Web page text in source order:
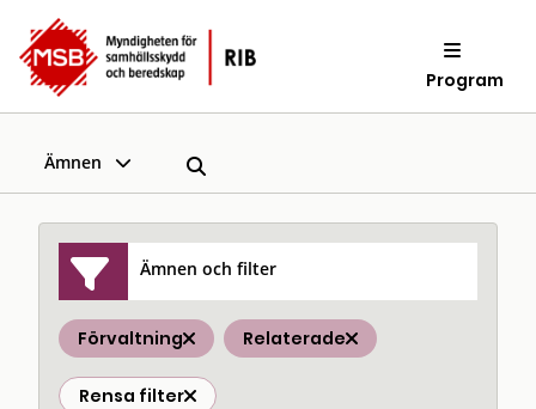
Program
Ämnen
Ämnen och filter
Förvaltning Relaterade
Rensa filter